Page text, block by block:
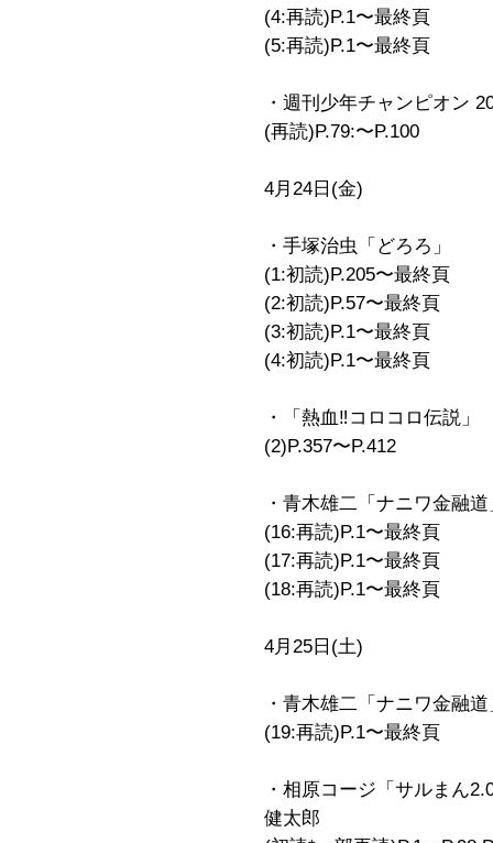
(4:再読)P.1〜最終頁
(5:再読)P.1〜最終頁
・週刊少年チャンピオン
(再読)P.79:〜P.100
4月24日(金)
・手塚治虫「どろろ」
(1:初読)P.205〜最終頁
(2:初読)P.57〜最終頁
(3:初読)P.1〜最終頁
(4:初読)P.1〜最終頁
・「熱血‼︎コロコロ伝説」
(2)P.357〜P.412
・青木雄二「ナニワ金融道
(16:再読)P.1〜最終頁
(17:再読)P.1〜最終頁
(18:再読)P.1〜最終頁
4月25日(土)
・青木雄二「ナニワ金融道
(19:再読)P.1〜最終頁
・相原コージ「サルまん
健太郎